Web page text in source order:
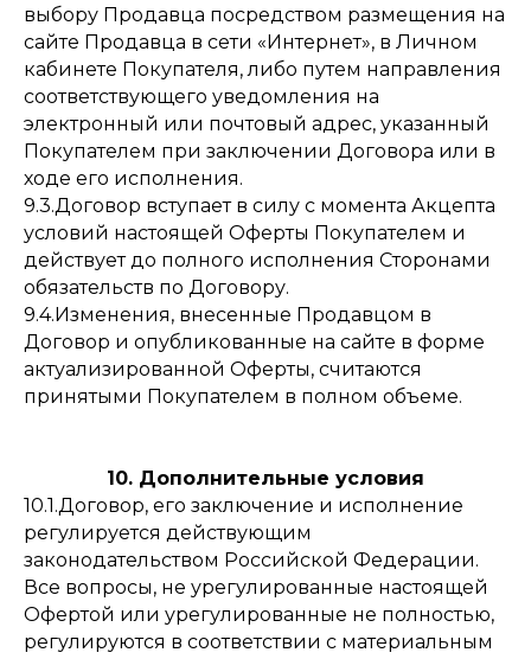
выбору Продавца посредством размещения на
сайте Продавца в сети «Интернет», в Личном
кабинете Покупателя, либо путем направления
соответствующего уведомления на
электронный или почтовый адрес, указанный
Покупателем при заключении Договора или в
ходе его исполнения.
9.3.Договор вступает в силу с момента Акцепта
условий настоящей Оферты Покупателем и
действует до полного исполнения Сторонами
обязательств по Договору.
9.4.Изменения, внесенные Продавцом в
Договор и опубликованные на сайте в форме
актуализированной Оферты, считаются
принятыми Покупателем в полном объеме.
10. Дополнительные условия
10.1.Договор, его заключение и исполнение
регулируется действующим
законодательством Российской Федерации.
Все вопросы, не урегулированные настоящей
Офертой или урегулированные не полностью,
регулируются в соответствии с материальным